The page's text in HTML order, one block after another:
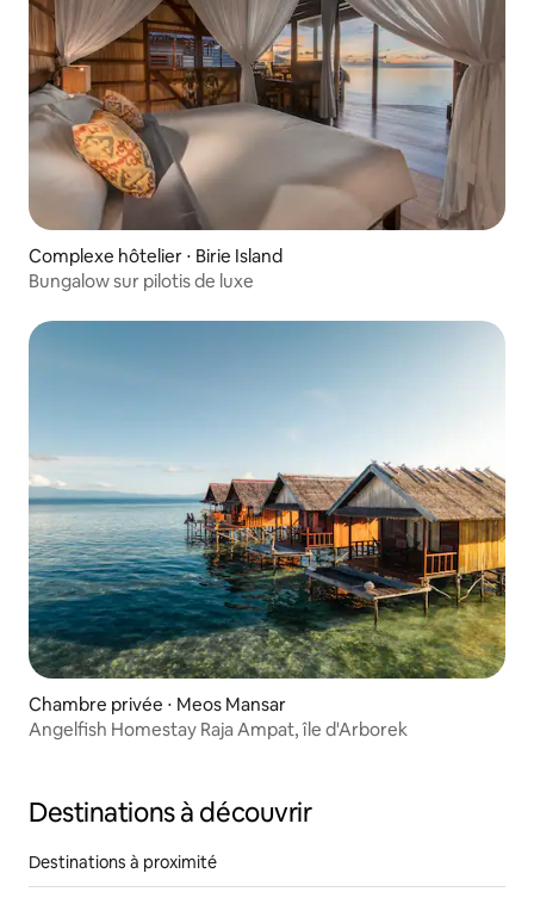
Complexe hôtelier ⋅ Birie Island
Bungalow sur pilotis de luxe
Chambre privée ⋅ Meos Mansar
Angelfish Homestay Raja Ampat, île d'Arborek
Destinations à découvrir
Destinations à proximité